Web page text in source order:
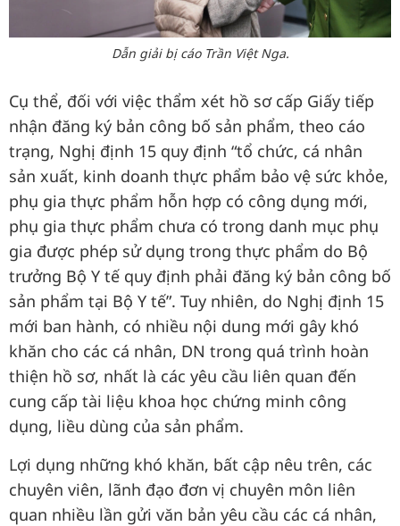
Dẫn giải bị cáo Trần Việt Nga.
Cụ thể, đối với việc thẩm xét hồ sơ cấp Giấy tiếp
nhận đăng ký bản công bố sản phẩm, theo cáo
trạng, Nghị định 15 quy định “tổ chức, cá nhân
sản xuất, kinh doanh thực phẩm bảo vệ sức khỏe,
phụ gia thực phẩm hỗn hợp có công dụng mới,
phụ gia thực phẩm chưa có trong danh mục phụ
gia được phép sử dụng trong thực phẩm do Bộ
trưởng Bộ Y tế quy định phải đăng ký bản công bố
sản phẩm tại Bộ Y tế”. Tuy nhiên, do Nghị định 15
mới ban hành, có nhiều nội dung mới gây khó
khăn cho các cá nhân, DN trong quá trình hoàn
thiện hồ sơ, nhất là các yêu cầu liên quan đến
cung cấp tài liệu khoa học chứng minh công
dụng, liều dùng của sản phẩm.
Lợi dụng những khó khăn, bất cập nêu trên, các
chuyên viên, lãnh đạo đơn vị chuyên môn liên
quan nhiều lần gửi văn bản yêu cầu các cá nhân,